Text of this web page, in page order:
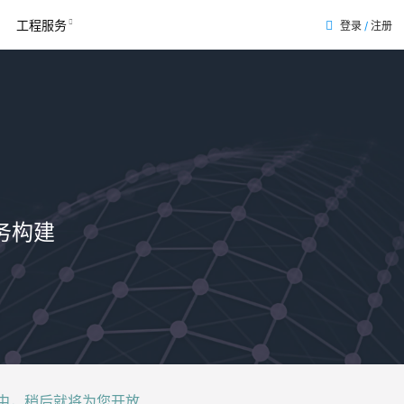
工程服务 登录 / 注册
构建